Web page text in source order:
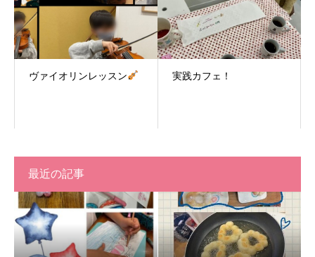
ヴァイオリンレッスン 実践カフェ！
最近の記事